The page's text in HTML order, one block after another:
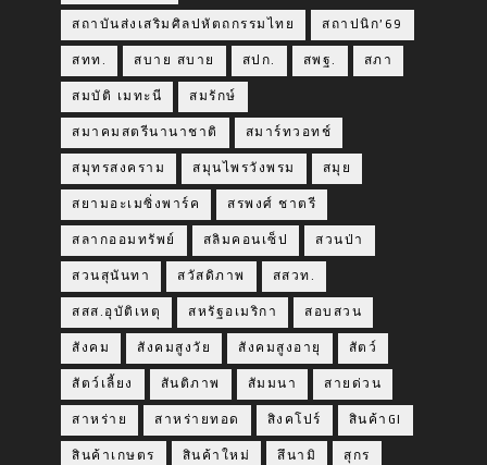
สถาบันส่งเสริมศิลปหัตถกรรมไทย สถาปนิก’69
สทท. สบาย สบาย สปก. สพฐ. สภา
สมบัติ เมทะนี สมรักษ์
สมาคมสตรีนานาชาติ สมาร์ทวอทช์
สมุทรสงคราม สมุนไพรวังพรม สมุย
สยามอะเมซิ่งพาร์ค สรพงศ์ ชาตรี
สลากออมทรัพย์ สลิมคอนเซ็ป สวนป่า
สวนสุนันทา สวัสดิภาพ สสวท.
สสส.อุบัติเหตุ สหรัฐอเมริกา สอบสวน
สังคม สังคมสูงวัย สังคมสูงอายุ สัตว์
สัตว์เลี้ยง สันติภาพ สัมมนา สายด่วน
สาหร่าย สาหร่ายทอด สิงคโปร์ สินค้าGI
สินค้าเกษตร สินค้าใหม่ สึนามิ สุกร